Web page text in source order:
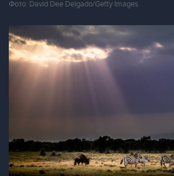
Фото: David Dee Delgado/Getty Images